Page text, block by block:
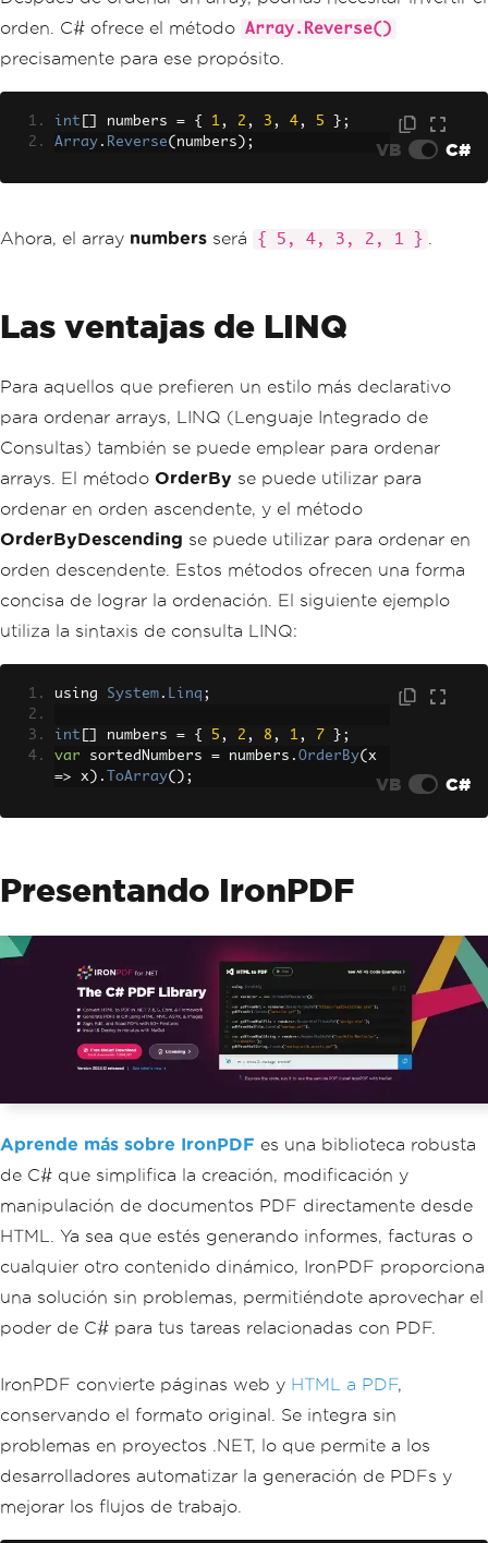
orden. C# ofrece el método Array.Reverse()
precisamente para ese propósito.
int numbers = { 1, 2 , 3 , 4, 5
};
Array . Reverse( numbers ); VB C#
Ahora, el array numbers será { 5, 4, 3, 2, 1 }
Las ventajas de LINQ
Para aquellos que prefieren un estilo más declarativo
para ordenar arrays, LINQ (Lenguaje Integrado de
Consultas) también se puede emplear para ordenar
arrays. El método OrderBy se puede utilizar para
ordenar en orden ascendente, y el método
OrderByDescending se puede utilizar para ordenar en
orden descendente. Estos métodos ofrecen una forma
concisa de lograr la ordenación. El siguiente ejemplo
utiliza la sintaxis de consulta LINQ:
using System . Linq ;
int numbers = { 5 , 2 , 8 , 1, 7
};
var sortedNumbers = numbers . OrderBy(
=> x ). ToArray(); VB C#
Presentando IronPDF
Aprende más sobre IronPDF es una biblioteca robusta
de C# que simplifica la creación, modificación y
manipulación de documentos PDF directamente desde
HTML. Ya sea que estés generando informes, facturas o
cualquier otro contenido dinámico, IronPDF proporciona
una solución sin problemas, permitiéndote aprovechar el
poder de C# para tus tareas relacionadas con PDF.
IronPDF convierte páginas web y HTML a PDF,
conservando el formato original. Se integra sin
problemas en proyectos .NET, lo que permite a los
desarrolladores automatizar la generación de PDFs y
mejorar los flujos de trabajo.